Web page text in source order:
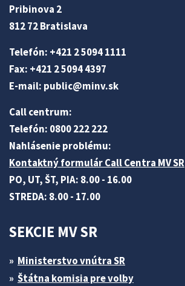
Pribinova 2
812 72 Bratislava
Telefón: +421 2 5094 1111
Fax: +421 2 5094 4397
E-mail: public@minv.sk
Call centrum:
Telefón: 0800 222 222
Nahlásenie problému:
Kontaktný formulár Call Centra MV SR
PO, UT, ŠT, PIA: 8.00 - 16.00
STREDA: 8.00 - 17.00
SEKCIE MV SR
Ministerstvo vnútra SR
Štátna komisia pre volby